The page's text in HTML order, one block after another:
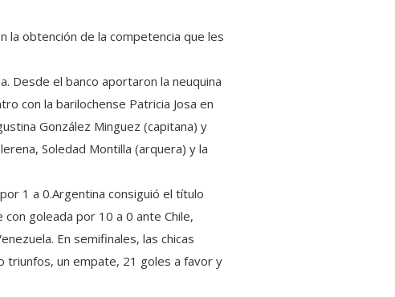
la obtención de la competencia que les
Desde el banco aportaron la neuquina
con la barilochense Patricia Josa en
González Minguez (capitana) y
Soledad Montilla (arquera) y la
1 a 0.Argentina consiguió el título
goleada por 10 a 0 ante Chile,
En semifinales, las chicas
triunfos, un empate, 21 goles a favor y